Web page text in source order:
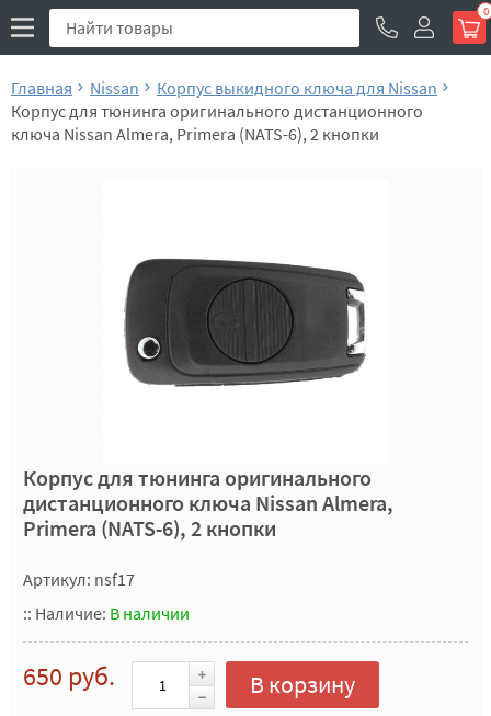
0
Главная Nissan
Корпус выкидного ключа для Nissan
Корпус для тюнинга оригинального дистанционного
ключа Nissan Almera, Primera (NATS-6), 2 кнопки
Корпус для тюнинга оригинального
дистанционного ключа Nissan Almera,
Primera (NATS-6), 2 кнопки
Артикул: nsf17
:: Наличие: В наличии
650 руб. В корзину